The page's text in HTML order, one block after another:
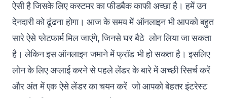
ऐसी है जिसके लिए कस्टमर का फीडबैक काफी अच्छा है। हमें उन
देनदारी को ढूंढना होगा। आज के समय में ऑनलाइन भी आपको बहुत
सारे ऐसे प्लेटफार्म मिल जाएंगे, जिनसे घर बैठे लोन लिया जा सकता
है। लेकिन इस ऑनलाइन जमाने में फ्रॉड भी हो सकता है। इसलिए
लोन के लिए अप्लाई करने से पहले लेंडर के बारे में अच्छी रिसर्च करें
और अंत में एक ऐसे लेंडर का चयन करें जो आपको बेहतर इंटरेस्ट